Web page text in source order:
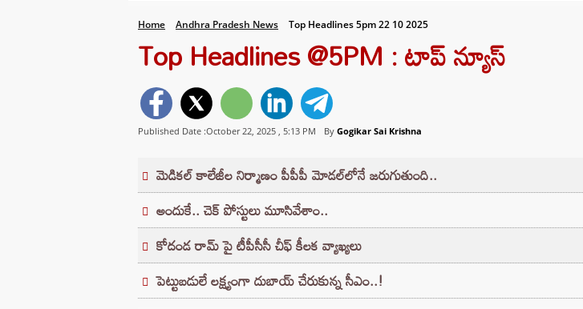
Home Andhra Pradesh News Top Headlines 5pm 22 10 2025
Top Headlines @5PM : టాప్‌ న్యూస్‌
Published Date :October 22, 2025 , 5:13 PM By Gogikar Sai Krishna
మెడికల్ కాలేజీల నిర్మాణం పీపీపీ మోడల్⁬లోనే జరుగుతుంది..
అందుకే.. చెక్ పోస్టులు మూసివేశాం..
కోదండ రామ్ పై టీపీసీసీ చీఫ్ కీలక వ్యాఖ్యలు
పెట్టుబడులే లక్ష్యంగా దుబాయ్ చేరుకున్న సీఎం..!